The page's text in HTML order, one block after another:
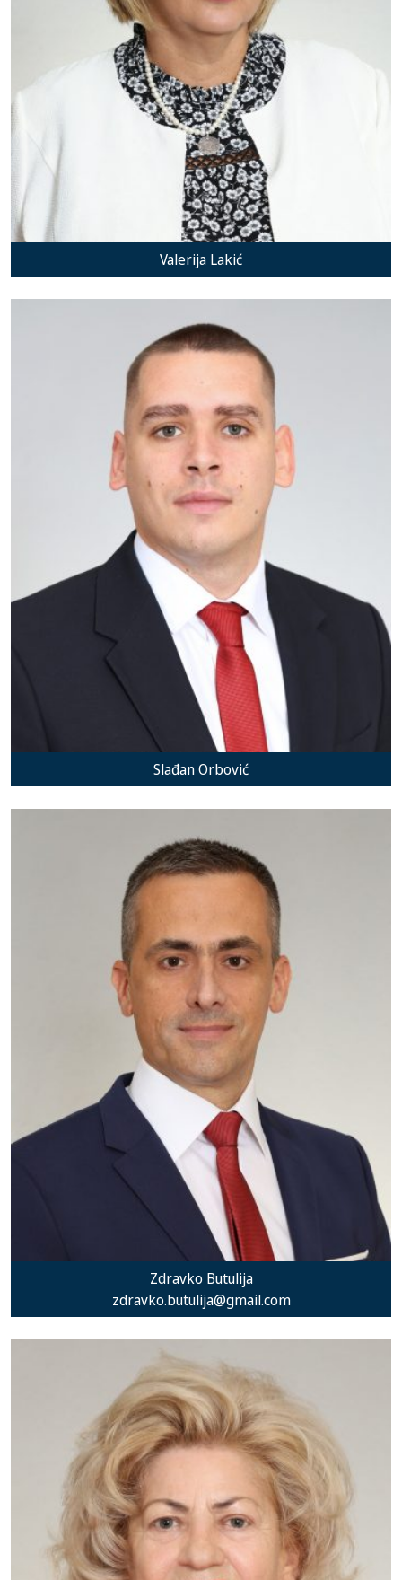
Valerija Lakić
Slađan Orbović
Zdravko Butulija
zdravko.butulija@gmail.com